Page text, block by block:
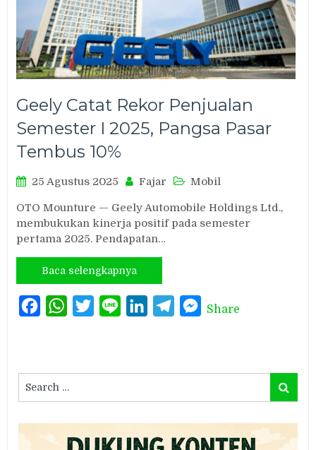
Geely Catat Rekor Penjualan
Semester I 2025, Pangsa Pasar
Tembus 10%
25 Agustus 2025 Fajar Mobil
OTO Mounture — Geely Automobile Holdings Ltd.,
membukukan kinerja positif pada semester
pertama 2025. Pendapatan…
Baca selengkapnya
FacebookWhatsAppTwitterLine LinkedInTelegramMessenger
Share
for:
Search